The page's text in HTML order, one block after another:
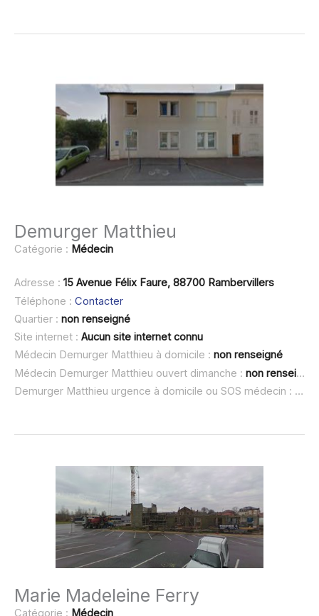
Demurger Matthieu
Catégorie : Médecin
Adresse : 15 Avenue Félix Faure, 88700 Rambervillers
Téléphone : Contacter
Quartier : non renseigné
Site internet : Aucun site internet connu
Médecin Demurger Matthieu à domicile : non renseigné
Médecin Demurger Matthieu ouvert dimanche : non renseigné
Demurger Matthieu urgence à domicile ou SOS médecin :
non
Marie Madeleine Ferry
Catégorie : Médecin